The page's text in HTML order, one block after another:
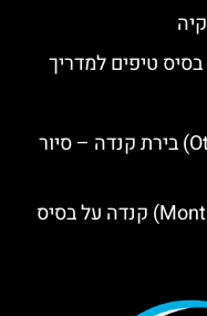
בסיס טיפים למדריך
סיורים חינמיים באוטוואה (Ottawa) בירת קנדה – סיור
סיורים חינמיים במונטריאול (Montreal) קנדה על בסיס